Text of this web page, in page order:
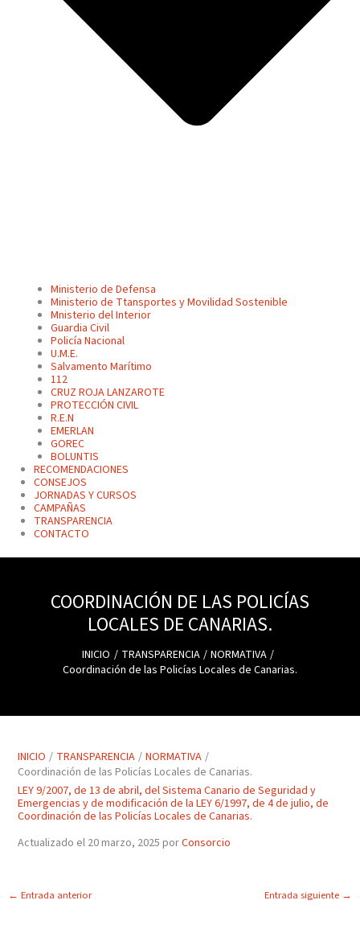
Ministerio de Defensa
Ministerio de Ttansportes y Movilidad Sostenible
Mnisterio del Interior
Guardia Civil
Policía Nacional
U.M.E.
Salvamento Marítimo
112
CRUZ ROJA LANZAROTE
PROTECCIÓN CIVIL
R.E.N
EMERLAN
GOREC
BOLUNTIS
RECOMENDACIONES
CONSEJOS
JORNADAS Y CURSOS
CAMPAÑAS
TRANSPARENCIA
CONTACTO
COORDINACIÓN DE LAS POLICÍAS
LOCALES DE CANARIAS.
INICIO TRANSPARENCIA
NORMATIVA
Coordinación de las Policías Locales de Canarias.
INICIO TRANSPARENCIA
NORMATIVA
Coordinación de las Policías Locales de Canarias.
LEY 9/2007, de 13 de abril, del Sistema Canario de Seguridad y
Emergencias y de modificación de la LEY 6/1997, de 4 de julio, de
Coordinación de las Policías Locales de Canarias.
Actualizado el 20 marzo, 2025 porConsorcio
← Entrada anterior Entrada siguiente →